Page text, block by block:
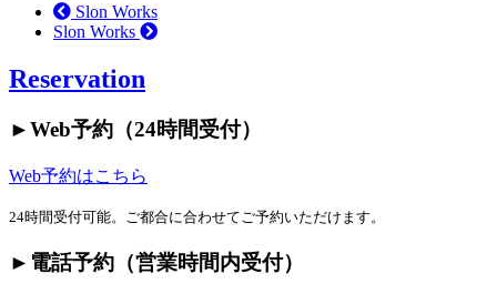
Slon Works
Slon Works
Reservation
►︎Web予約（24時間受付）
Web予約はこちら
24時間受付可能。ご都合に合わせてご予約いただけます。
►︎電話予約（営業時間内受付）